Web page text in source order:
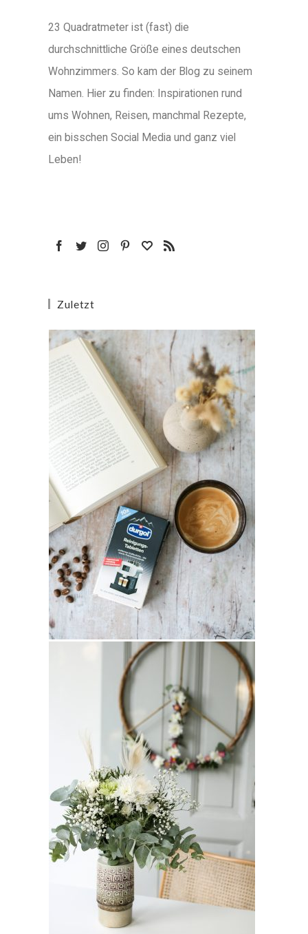
23 Quadratmeter ist (fast) die
durchschnittliche Größe eines deutschen
Wohnzimmers. So kam der Blog zu seinem
Namen. Hier zu finden: Inspirationen rund
ums Wohnen, Reisen, manchmal Rezepte,
ein bisschen Social Media und ganz viel
Leben!
Zuletzt